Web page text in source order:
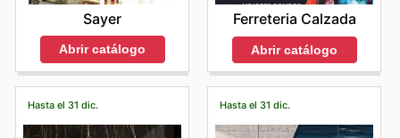
Sayer
Abrir catálogo
Ferreteria Calzada
Abrir catálogo
Hasta el 31 dic. Hasta el 31 dic.